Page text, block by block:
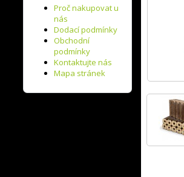
Proč nakupovat u
nás
Dodací podmínky
Obchodní
podmínky
Kontaktujte nás
Mapa stránek